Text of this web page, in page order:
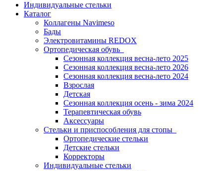
Индивидуальные стельки
Каталог
Коллагены Navimeso
Бады
Электровитамины REDOX
Ортопедическая обувь
Сезонная коллекция весна-лето 2025
Сезонная коллекция весна-лето 2026
Сезонная коллекция весна-лето 2024
Взрослая
Детская
Сезонная коллекция осень - зима 2024
Терапевтическая обувь
Аксессуары
Стельки и приспособления для стопы
Ортопедические стельки
Детские стельки
Корректоры
Индивидуальные стельки